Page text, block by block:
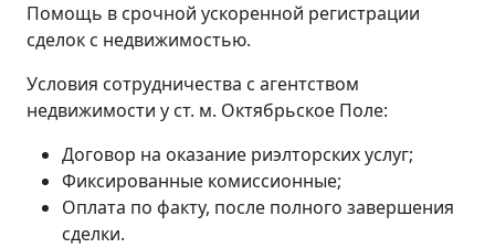
Помощь в срочной ускоренной регистрации
сделок с недвижимостью.
Условия сотрудничества с агентством
недвижимости у ст. м. Октябрьское Поле:
Договор на оказание риэлторских услуг;
Фиксированные комиссионные;
Оплата по факту, после полного завершения
сделки.